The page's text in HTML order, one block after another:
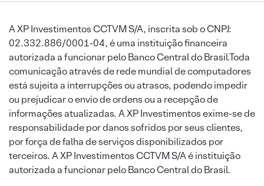
A XP Investimentos CCTVM S/A, inscrita sob o CNPJ:
02.332.886/0001-04, é uma instituição financeira
autorizada a funcionar pelo Banco Central do Brasil.Toda
comunicação através de rede mundial de computadores
está sujeita a interrupções ou atrasos, podendo impedir
ou prejudicar o envio de ordens ou a recepção de
informações atualizadas. A XP Investimentos exime-se de
responsabilidade por danos sofridos por seus clientes,
por força de falha de serviços disponibilizados por
terceiros. A XP Investimentos CCTVM S/A é instituição
autorizada a funcionar pelo Banco Central do Brasil.